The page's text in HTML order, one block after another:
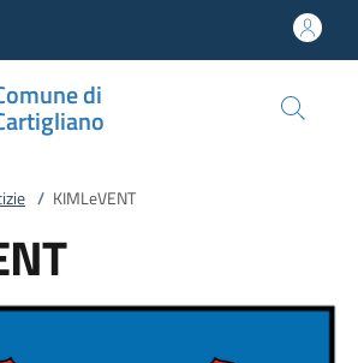
di
/ KIMLeVENT